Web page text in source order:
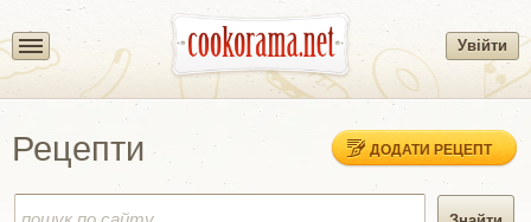
Увійти
Рецепти ДОДАТИ РЕЦЕПТ